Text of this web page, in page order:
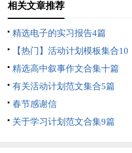
相关文章推荐
精选电子的实习报告4篇
【热门】活动计划模板集合10
篇精选高中叙事作文合集十篇
有关活动计划范文集合5篇
春节感谢信
关于学习计划范文合集9篇